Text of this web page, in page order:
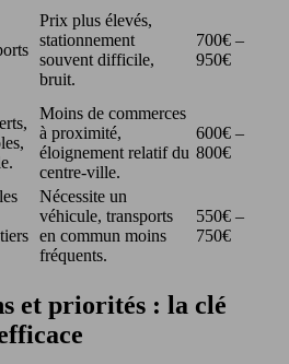
Prix plus élevés,
stationnement
souvent difficile,
bruit.
700€ –
950€
Moins de commerces
à proximité,
éloignement relatif du
centre-ville.
600€ –
800€
Nécessite un
véhicule, transports
en commun moins
fréquents.
550€ –
750€
et priorités : la clé